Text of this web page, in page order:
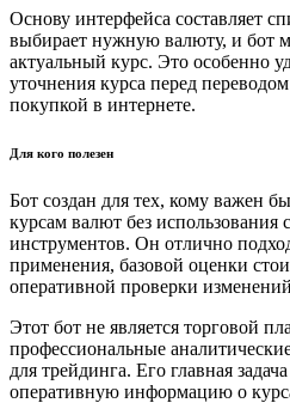
Основу интерфейса составляет
выбирает нужную валюту, и бот
актуальный курс. Это особенно
уточнения курса перед
покупкой в интернете.
Для кого полезен
Бот создан для тех, кому важен
курсам валют без
инструментов. Он отлично
применения, базовой оценки
оперативной проверки
Этот бот не является торговой
профессиональные
для трейдинга. Его главная
оперативную информацию о